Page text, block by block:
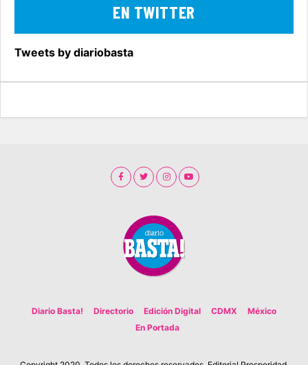
EN TWITTER
Tweets by diariobasta
Diario Basta! Directorio Edición Digital CDMX
México
En Portada